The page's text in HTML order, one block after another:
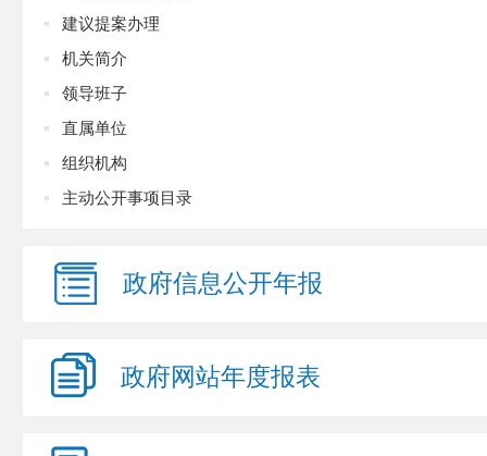
建议提案办理
机关简介
领导班子
直属单位
组织机构
主动公开事项目录
政府信息公开年报
政府网站年度报表